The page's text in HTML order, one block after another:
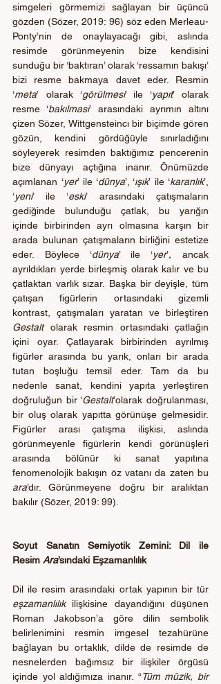
simgeleri görmemizi sağlayan bir üçüncü
gözden (Sözer, 2019: 96) söz eden Merleau-
Ponty’nin de onaylayacağı gibi, aslında
resimde görünmeyenin bize kendisini
sunduğu bir ‘baktıran’ olarak ‘ressamın bakışı’
bizi resme bakmaya davet eder. Resmin
‘meta’ olarak ‘görülmesi’ ile ‘yapıt’ olarak
resme ‘bakılması’ arasındaki ayrımın altını
çizen Sözer, Wittgensteincı bir biçimde gören
gözün, kendini gördüğüyle sınırladığını
söyleyerek resimden baktığımız pencerenin
bize dünyayı açtığına inanır. Önümüzde
açımlanan ‘yer’ ile ‘dünya’, ‘ışık’ ile ‘karanlık’,
‘yeni’ ile ‘eski’
arasındaki çatışmaların
gediğinde bulunduğu çatlak, bu yarığın
içinde birbirinden ayrı olmasına karşın bir
arada bulunan çatışmaların birliğini estetize
eder. Böylece ‘dünya’ ile ‘yer’, ancak
ayrıldıkları yerde birleşmiş olarak kalır ve bu
çatlaktan varlık sızar.
Başka bir deyişle, tüm
çatışan figürlerin ortasındaki gizemli
Gestalt olarak resmin ortasındaki çatlağın
içini oyar. Çatlayarak birbirinden ayrılmış
figürler arasında bu yarık, onları bir arada
tutan boşluğu temsil eder. Tam da bu
nedenle sanat, kendini yapıta yerleştiren
doğruluğun bir ‘Gestalt’olarak doğrulanması,
bir oluş olarak yapıtta görünüşe gelmesidir.
Figürler arası çatışma ilişkisi, aslında
görünmeyenle figürlerin kendi görünüşleri
arasında bölünür ki sanat yapıtına
ara’dır. Görünmeyene doğru bir aralıktan
bakılır (Sözer, 2019: 99).
Soyut Sanatın Semiyotik Zemini: Dil ile
Resim Ara’sındaki Eşzamanlılık
eşzamanlılık ilişkisine dayandığını düşünen
Roman Jakobson’a göre dilin sembolik
belirlenimini resmin imgesel tezahürüne
bağlayan bu ortaklık, dilde de resimde de
nesnelerden bağımsız bir ilişkiler örgüsü
içinde yol aldığımıza inanır. “Tüm müzik, bir